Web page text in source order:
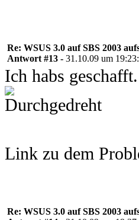
Re: WSUS 3.0 auf SBS 2003
Antwort #13 - 31.10.09 um
Ich habs
Link zu dem
Re: WSUS 3.0 auf SBS 2003